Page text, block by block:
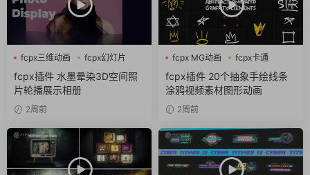
fcpx三维动画
fcpx幻灯片
fcpx相册
fcpx插件 水墨晕染3D空间照
片轮播展示相册
2周前
fcpx MG动画
fcpx卡通
fcpx图形动画
fcpx插件 20个抽象手绘线条
涂鸦视频素材图形动画
2周前